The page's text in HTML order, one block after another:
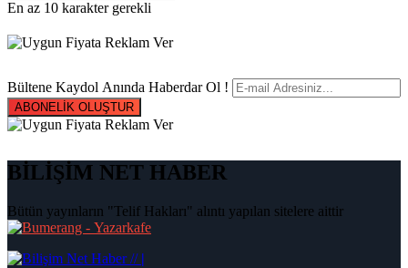
En az 10 karakter gerekli
Bültene Kaydol Anında Haberdar Ol !
ABONELİK OLUŞTUR
BİLİŞİM NET HABER
Bütün yayınların "Telif Hakları" alıntı yapılan sitelere aittir
|